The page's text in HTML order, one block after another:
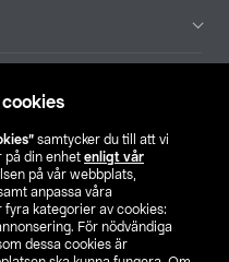
samtycker du till att vi
på din enhet enligt vår
på vår webbplats,
anpassa våra
fyra kategorier av cookies:
För nödvändiga
dessa cookies är
FI